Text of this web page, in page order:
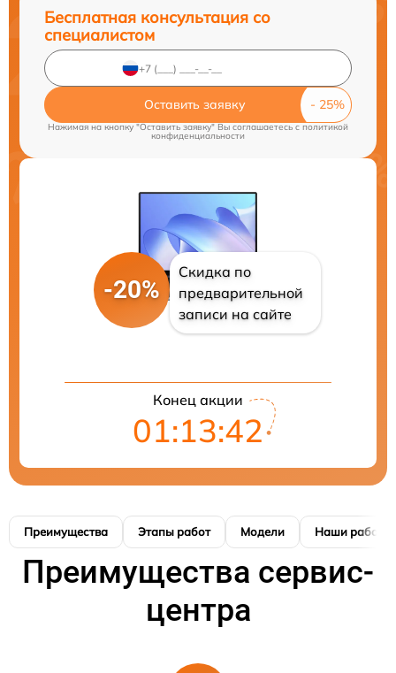
Бесплатная консультация со
специалистом
Оставить заявку
Нажимая на кнопку "Оставить заявку" Вы соглашаетесь cполитикой
конфиденциальности
-20%
Скидка по
предварительной
записи на сайте
Конец акции
01:13:41
Преимущества Этапы работ Модели Наши работы
Преимущества сервис-
центра